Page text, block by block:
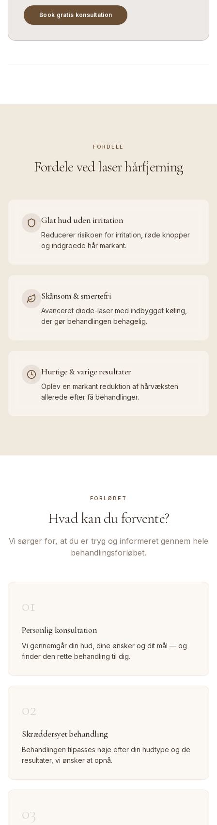
Book gratis konsultation
FORDELE
Fordele vedlaser hårfjerning
Glat hud uden irritation
Reducerer risikoen for irritation, røde knopper
og indgroede hår markant.
Skånsom & smertefri
Avanceret diode-laser med indbygget køling,
der gør behandlingen behagelig.
Hurtige & varige resultater
Oplev en markant reduktion af hårvæksten
allerede efter få behandlinger.
FORLØBET
Hvad kan du forvente?
Vi sørger for, at du er tryg og informeret gennem hele
behandlingsforløbet.
01
Personlig konsultation
Vi gennemgår din hud, dine ønsker og dit mål — og
finder den rette behandling til dig.
02
Skræddersyet behandling
Behandlingen tilpasses nøje efter din hudtype og de
resultater, vi ønsker at opnå.
03